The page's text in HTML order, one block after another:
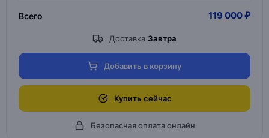
Всего 119 000 ₽
Доставка Завтра
Добавить в корзину
Купить сейчас
Безопасная оплата онлайн